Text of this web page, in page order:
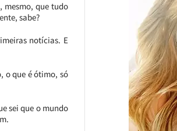
mesmo, que tudo
sabe?
notícias. E
o que é ótimo, só
sei que o mundo